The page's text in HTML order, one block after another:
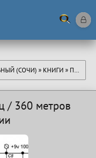
(СОЧИ) » КНИГИ » ПЕРЕДАТЧИК FM 65 МГЦ / 360 МЕТРОВ РАССТОЯНИИ
/ 360 метров